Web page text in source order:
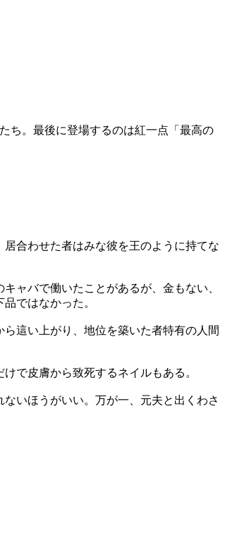
ち。最後に登場するのは紅一点「最高の
合わせた者はみな彼を王のように持てな
ャバで働いたことがあるが、金もない、
ではなかった。
這い上がり、地位を築いた者特有の人間
で皮膚から致死するネイルもある。
いほうがいい。万が一、元夫と出くわさ